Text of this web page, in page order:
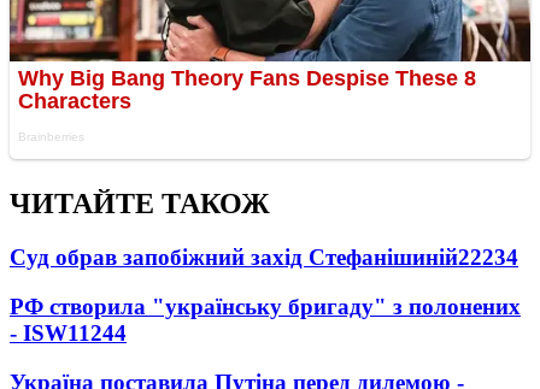
ЧИТАЙТЕ ТАКОЖ
Суд обрав запобіжний захід Стефанішиній22234
РФ створила "українську бригаду" з полонених
- ISW11244
Україна поставила Путіна перед дилемою -